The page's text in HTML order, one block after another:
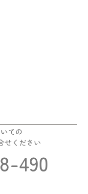
ての
せください
490